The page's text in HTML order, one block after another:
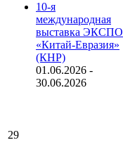
10-я
международная
выставка ЭКСПО
«Китай-Евразия»
(КНР)
01.06.2026 -
30.06.2026
29